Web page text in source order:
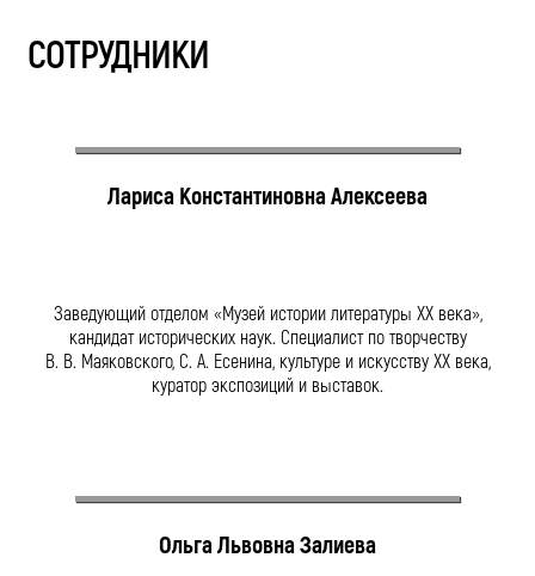
СОТРУДНИКИ
Лариса Константиновна Алексеева
Заведующий отделом «Музей истории литературы XX века»,
кандидат исторических наук. Специалист по творчеству
В. В. Маяковского, С. А. Есенина, культуре и искусству ХХ века,
куратор экспозиций и выставок.
Ольга Львовна Залиева